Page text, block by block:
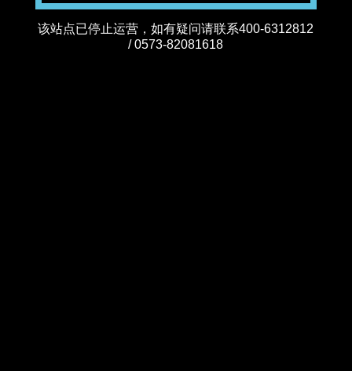
该站点已停止运营，如有疑问请联系400-6312812
/ 0573-82081618